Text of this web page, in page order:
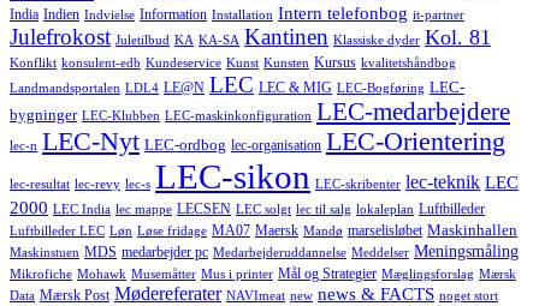
India Indien Indvielse Information Installation Intern telefonbog it-partner
Julefrokost Juletilbud KA KA-SA Kantinen Klassiske dyder Kol. 81
Konflikt konsulent-edb Kundeservice Kunst Kunsten Kursus kvalitetshåndbog
Landmandsportalen LDL4 LE@N LEC LEC & MIG LEC-Bogføring LEC-
bygninger LEC-Klubben LEC-maskinkonfiguration LEC-medarbejdere
lec-n LEC-Nyt LEC-ordbog lec-organisation LEC-Orientering
lec-resultat lec-revy lec-s LEC-sikon LEC-skribenter lec-teknik LEC
2000 LEC India lec mappe LECSEN LEC solgt lec til salg lokaleplan Luftbilleder
Luftbilleder LEC Løn Løse fridage MA07 Maersk Mandø marselisløbet Maskinhallen
Maskinstuen MDS medarbejder pc Medarbejderuddannelse Meddelser Meningsmåling
Mikrofiche Mohawk Musemåtter Mus i printer Mål og Strategier Mæglingsforslag Mærsk
Data Mærsk Post Mødereferater NAVImeat new news & FACTS noget stort